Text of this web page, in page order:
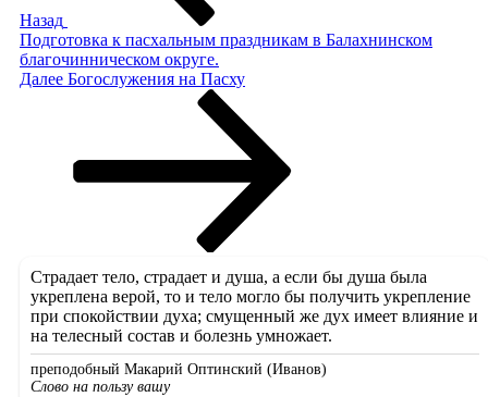
Назад
Подготовка к пасхальным праздникам в Балахнинском
благочинническом округе.
Следующая
Далее Богослужения на Пасху
Страдает тело, страдает и душа, а если бы душа была
укреплена верой, то и тело могло бы получить укрепление
при спокойствии духа; смущенный же дух имеет влияние и
на телесный состав и болезнь умножает.
преподобный Макарий Оптинский (Иванов)
Слово на пользу вашу